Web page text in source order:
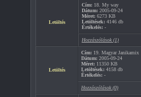
Letöltés
Cím: 18. My way
Dátum: 2005-09-24
Méret: 6273 KB
Letöltések: 4146 db
Értékelés: -
Hozzászólások (1)
Letöltés
Cím: 19. Magyar Janikamix
Dátum: 2005-09-24
Méret: 11350 KB
Letöltések: 4158 db
Értékelés: -
Hozzászólások (0)